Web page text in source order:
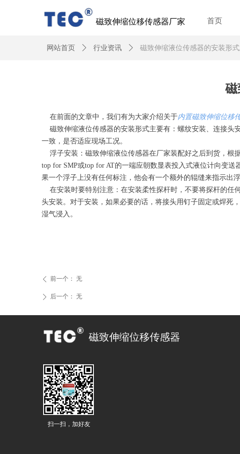
首页
磁致伸缩位移传感器厂家
网站首页 ꄲ 行业资讯 ꄲ 磁致伸缩液位传感器的安装形
磁
在前面的文章中，我们有为大家介绍关于内置磁致伸缩位移
磁致伸缩液位传感器的安装形式主要有：螺纹安装、连接头
一致，是否适应现场工况。
浮子安装：磁致伸缩液位传感器在厂家装配好之后到货，根
top for SMP或top for AT的一端应朝数显表投入式液位计向变
果一个浮子上没有任何标注，他会有一个额外的辊缝来指示出浮
在安装时要特别注意：在安装柔性探杆时，不要将探杆的任
头安装。对于安装，如果必要的话，将接头用钉子固定或焊死
湿气浸入。
ꄴ 前一个： 无
ꄲ 后一个： 无
磁致伸缩位移传感器
扫一扫，加好友